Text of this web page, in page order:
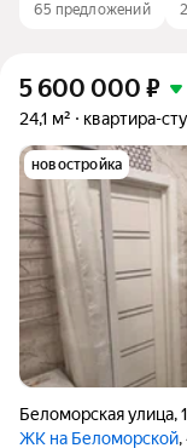
65 предложений
5 600 000 ₽
24,1 м² квартира-
новостройка
Беломорская улица,
ЖК на Беломорской,